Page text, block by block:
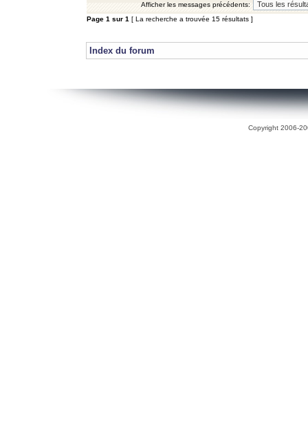
Afficher les messages précédents:
Page 1 sur 1 [ La recherche a trouvée 15 résultats ]
Index du forum
Copyright 2006-